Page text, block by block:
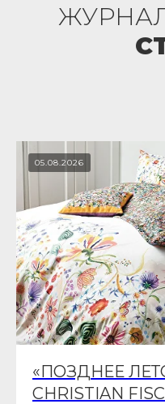
05.08.2026
«ПОЗДНЕЕ
CHRISTIAN